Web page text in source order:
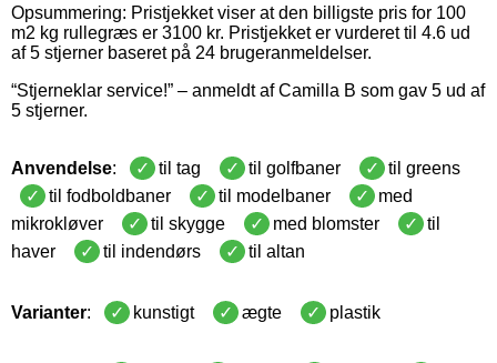
Opsummering: Pristjekket viser at den billigste pris for 100
m2 kg rullegræs er 3100 kr. Pristjekket er vurderet til 4.6 ud
af 5 stjerner baseret på 24 brugeranmeldelser.
“Stjerneklar service!” – anmeldt afCamilla B som gav 5 ud af
5 stjerner.
Anvendelse: til tag til golfbaner
til greens
til fodboldbaner
til modelbaner
med
mikrokløver
til skygge med blomster
til
haver
til indendørs til altan
Varianter: kunstigt ægte plastik